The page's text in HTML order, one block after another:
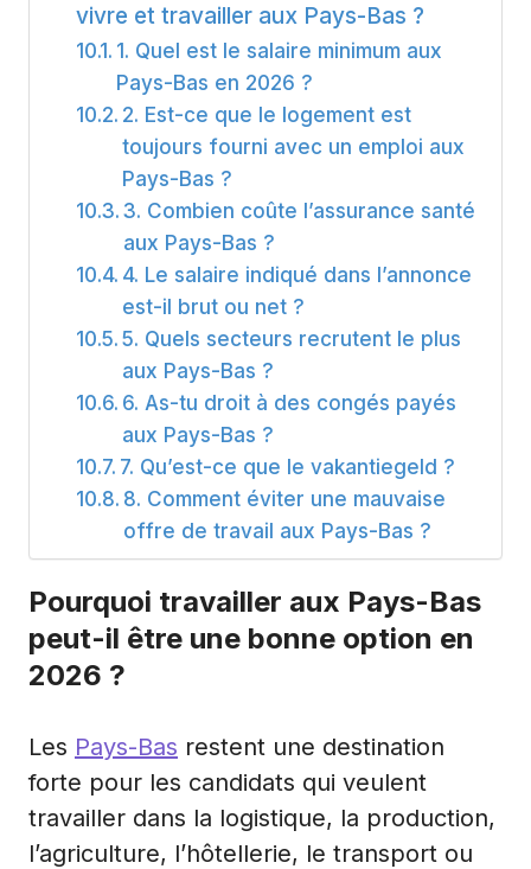
vivre et travailler aux Pays-Bas ?
1. Quel est le salaire minimum aux
Pays-Bas en 2026 ?
2. Est-ce que le logement est
toujours fourni avec un emploi aux
Pays-Bas ?
3. Combien coûte l’assurance santé
aux Pays-Bas ?
4. Le salaire indiqué dans l’annonce
est-il brut ou net ?
5. Quels secteurs recrutent le plus
aux Pays-Bas ?
6. As-tu droit à des congés payés
aux Pays-Bas ?
7. Qu’est-ce que le vakantiegeld ?
8. Comment éviter une mauvaise
offre de travail aux Pays-Bas ?
Pourquoi travailler aux Pays-Bas
peut-il être une bonne option en
2026 ?
Les Pays-Bas restent une destination
forte pour les candidats qui veulent
travailler dans la logistique, la production,
l’agriculture, l’hôtellerie, le transport ou